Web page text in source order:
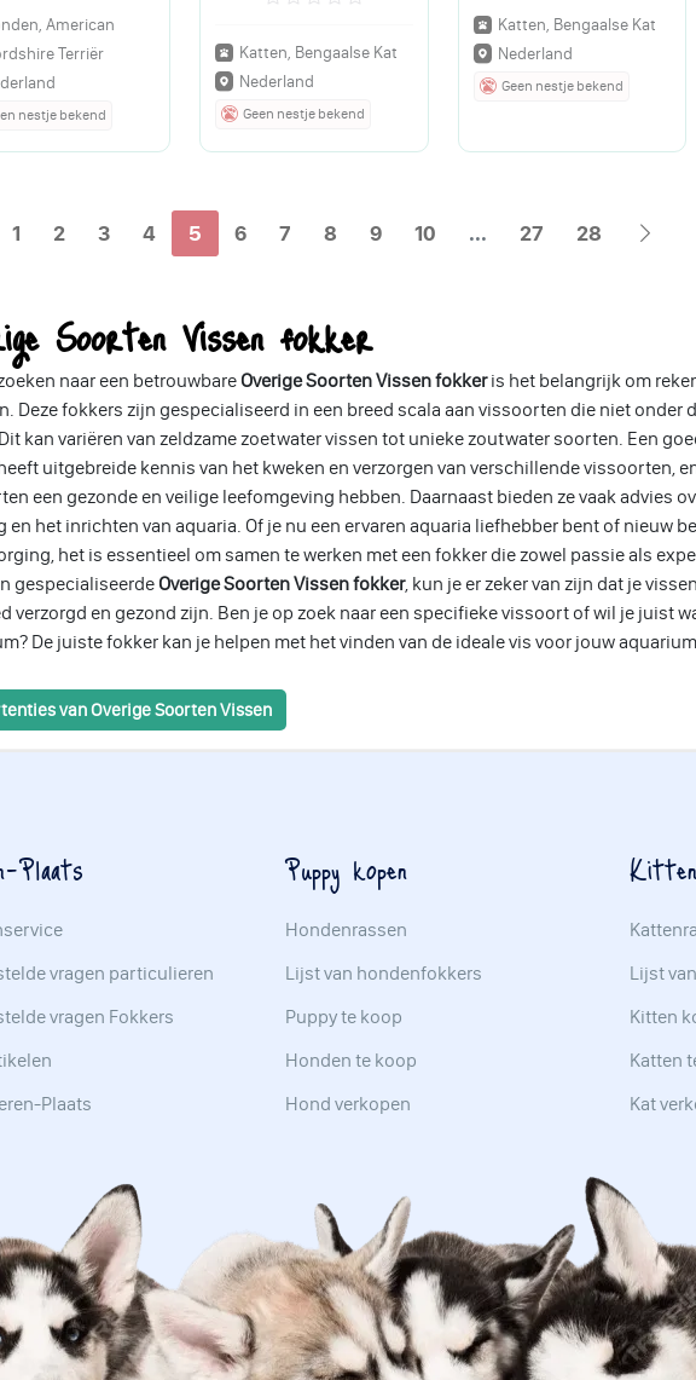
American
Terriër
nestje bekend
Katten, Bengaalse Kat
Nederland
Geen nestje bekend
Katten, Bengaalse Kat
Nederland
Geen nestje bekend
1 2 3 4 5 6 7 8 9 10 ... 27 28
Soorten Vissen fokker
naar een betrouwbare Overige Soorten Vissen fokkeris het belangrijk om
Deze fokkers zijn gespecialiseerd in een breed scala aan vissoorten die niet onder
kan variëren van zeldzame zoetwater vissen tot unieke zoutwater soorten. Een
uitgebreide kennis van het kweken en verzorgen van verschillende vissoorten,
een gezonde en veilige leefomgeving hebben. Daarnaast bieden ze vaak advies
en het inrichten van aquaria. Of je nu een ervaren aquaria liefhebber bent of nieuw
het is essentieel om samen te werken met een fokker die zowel passie als
gespecialiseerde Overige Soorten Vissen fokker, kun je er zeker van zijn dat je
verzorgd en gezond zijn. Ben je op zoek naar een specifieke vissoort of wil je juist
De juiste fokker kan je helpen met het vinden van de ideale vis voor jouw
van Overige Soorten Vissen
Plaats
vragen particulieren
vragen Fokkers
Plaats
Puppy kopen
Hondenrassen
Lijst van hondenfokkers
Puppy te koop
Honden te koop
Hond verkopen
Lijst
Kitten
Katten
Kat